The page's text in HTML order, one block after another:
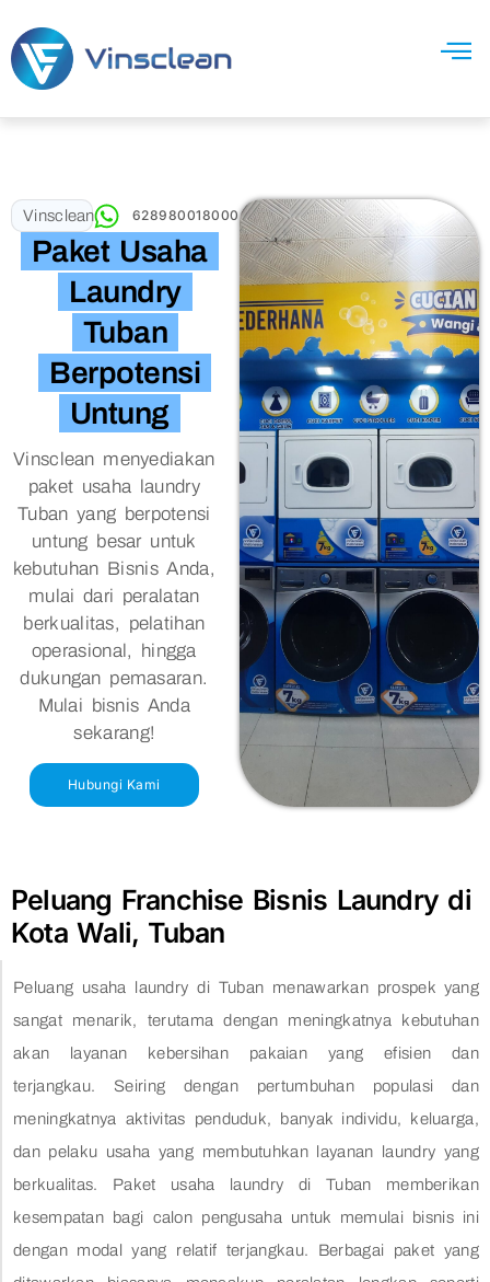
Vinsclean 628980018000
Paket Usaha
Laundry
Tuban
Berpotensi
Untung
Vinsclean menyediakan
paket usaha laundry
Tuban yang berpotensi
untung besar untuk
kebutuhan Bisnis Anda,
mulai dari peralatan
berkualitas, pelatihan
operasional, hingga
dukungan pemasaran.
Mulai bisnis Anda
sekarang!
Hubungi Kami
Peluang Franchise Bisnis Laundry di
Kota Wali, Tuban
Peluang usaha laundry di Tuban menawarkan prospek yang
sangat menarik, terutama dengan meningkatnya kebutuhan
akan layanan kebersihan pakaian yang efisien dan
terjangkau. Seiring dengan pertumbuhan populasi dan
meningkatnya aktivitas penduduk, banyak individu, keluarga,
dan pelaku usaha yang membutuhkan layanan laundry yang
berkualitas. Paket usaha laundry di Tuban memberikan
kesempatan bagi calon pengusaha untuk memulai bisnis ini
dengan modal yang relatif terjangkau. Berbagai paket yang